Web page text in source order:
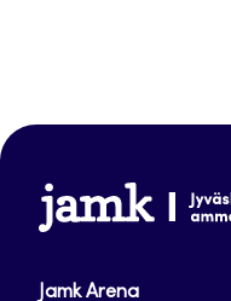
www.jamk.fi
Jamk Arena